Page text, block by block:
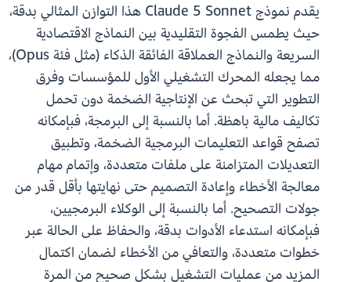
يقدم نموذج Claude 5 Sonnet هذا التوازن المثالي بدقة،
حيث يطمس الفجوة التقليدية بين النماذج الاقتصادية
السريعة والنماذج العملاقة الفائقة الذكاء (مثل فئة Opus)،
مما يجعله المحرك التشغيلي الأول للمؤسسات وفرق
التطوير التي تبحث عن الإنتاجية الضخمة دون تحمل
تكاليف مالية باهظة. أما بالنسبة إلى البرمجة، فبإمكانه
تصفح قواعد التعليمات البرمجية الضخمة، وتطبيق
التعديلات المتزامنة على ملفات متعددة، وإتمام مهام
معالجة الأخطاء وإعادة التصميم حتى نهايتها بأقل قدر من
جولات التصحيح. أما بالنسبة إلى الوكلاء البرمجيين،
فبإمكانه استدعاء الأدوات بدقة، والحفاظ على الحالة عبر
خطوات متعددة، والتعافي من الأخطاء لضمان اكتمال
المزيد من عمليات التشغيل بشكل صحيح من المرة